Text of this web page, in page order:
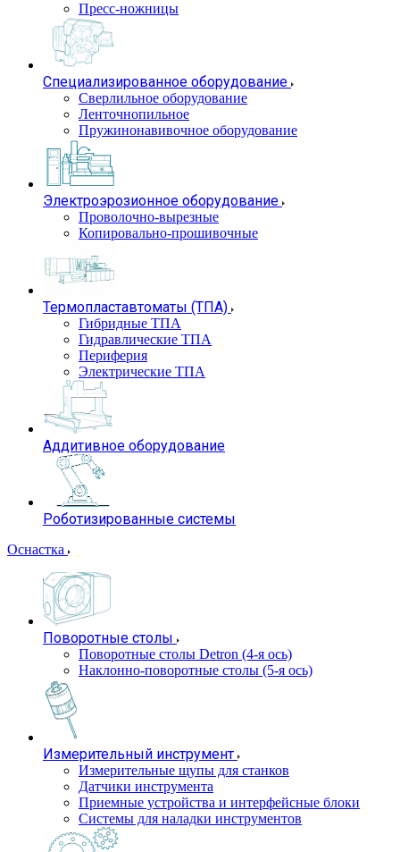
Пресс-ножницы
Специализированное оборудование
Сверлильное оборудование
Ленточнопильное
Пружинонавивочное оборудование
Электроэрозионное оборудование
Проволочно-вырезные
Копировально-прошивочные
Термопластавтоматы (ТПА)
Гибридные ТПА
Гидравлические ТПА
Периферия
Электрические ТПА
Аддитивное оборудование
Роботизированные системы
Оснастка
Поворотные столы
Поворотные столы Detron (4-я ось)
Наклонно-поворотные столы (5-я ось)
Измерительный инструмент
Измерительные щупы для станков
Датчики инструмента
Приемные устройства и интерфейсные блоки
Системы для наладки инструментов